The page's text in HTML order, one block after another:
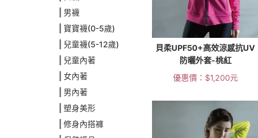
男襪
寶寶襪(0-5歲)
兒童襪(5-12歲)
兒童內著
女內著
男內著
塑身美形
修身內搭褲
貝柔UPF50+高效涼感抗UV
防曬外套-桃紅
優惠價： $1,200元